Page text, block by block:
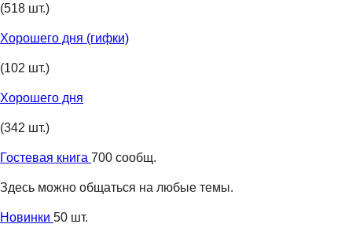
(518 шт.)
Хорошего дня (гифки)
(102 шт.)
Хорошего дня
(342 шт.)
Гостевая книга 700 сообщ.
Здесь можно общаться на любые темы.
Новинки 50 шт.